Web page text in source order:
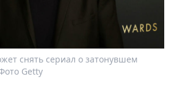
снять сериал о затонувшем
Getty